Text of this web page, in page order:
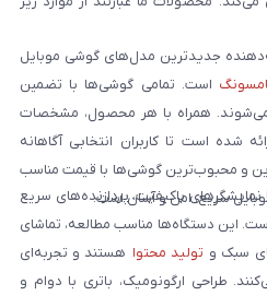
جدیدترین مدل‌های گوشی موبایل
است. تمامی گوشی‌ها با تضمین
می‌شوند. همراه با هر محصول، مشخصات
شده است تا کاربران انتخابی آگاهانه
و محبوب‌ترین گوشی‌ها با قیمت مناسب
سریع، امن و آسان است.
باکیفیت، پردازنده‌های سریع
این دستگاه‌ها مناسب مطالعه، تماشای
سبک و تولید محتوا هستند و تجربه‌ای
طراحی ارگونومیک، باتری با دوام و